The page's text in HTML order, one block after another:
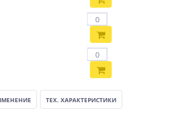
ТЕХ. ХАРАКТЕРИСТИКИ